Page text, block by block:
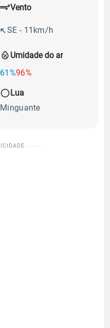
Umidade do ar
61%96%
Vento
SE - 11km/h
Lua
Minguante